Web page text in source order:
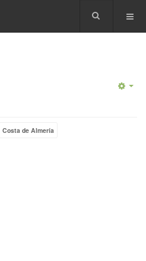
Costa de Almería